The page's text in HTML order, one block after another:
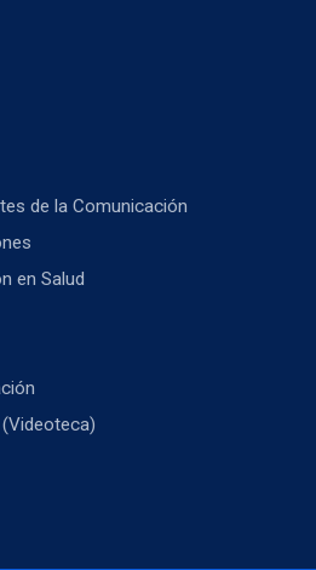
de la Comunicación
en Salud